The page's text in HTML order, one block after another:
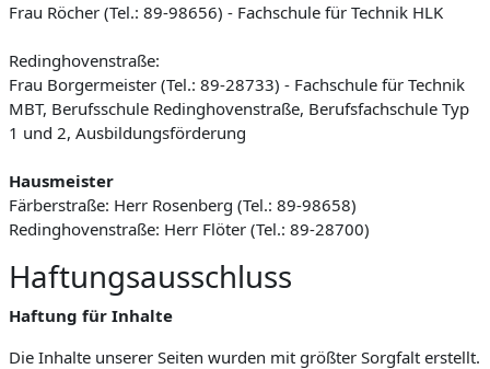
Frau Röcher (Tel.: 89-98656) - Fachschule für Technik HLK
Redinghovenstraße:
Frau Borgermeister (Tel.: 89-28733) - Fachschule für Technik
MBT, Berufsschule Redinghovenstraße, Berufsfachschule Typ
1 und 2, Ausbildungsförderung
Hausmeister
Färberstraße: Herr Rosenberg (Tel.: 89-98658)
Redinghovenstraße: Herr Flöter (Tel.: 89-28700)
Haftungsausschluss
Haftung für Inhalte
Die Inhalte unserer Seiten wurden mit größter Sorgfalt erstellt.